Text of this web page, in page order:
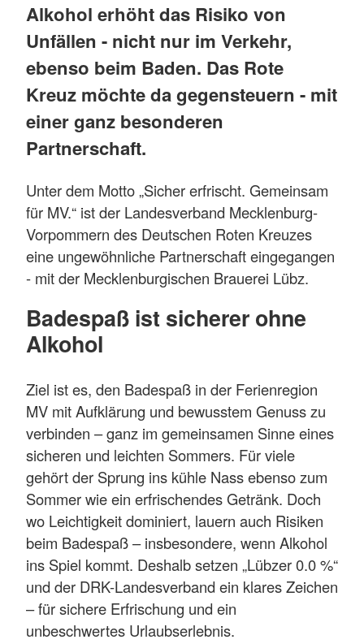
Alkohol erhöht das Risiko von
Unfällen - nicht nur im Verkehr,
ebenso beim Baden. Das Rote
Kreuz möchte da gegensteuern - mit
einer ganz besonderen
Partnerschaft.
Unter dem Motto „Sicher erfrischt. Gemeinsam
für MV.“ ist der Landesverband Mecklenburg-
Vorpommern des Deutschen Roten Kreuzes
eine ungewöhnliche Partnerschaft eingegangen
- mit der Mecklenburgischen Brauerei Lübz.
Badespaß ist sicherer ohne
Alkohol
Ziel ist es, den Badespaß in der Ferienregion
MV mit Aufklärung und bewusstem Genuss zu
verbinden – ganz im gemeinsamen Sinne eines
sicheren und leichten Sommers. Für viele
gehört der Sprung ins kühle Nass ebenso zum
Sommer wie ein erfrischendes Getränk. Doch
wo Leichtigkeit dominiert, lauern auch Risiken
beim Badespaß – insbesondere, wenn Alkohol
ins Spiel kommt. Deshalb setzen „Lübzer 0.0 %“
und der DRK-Landesverband ein klares Zeichen
– für sichere Erfrischung und ein
unbeschwertes Urlaubserlebnis.